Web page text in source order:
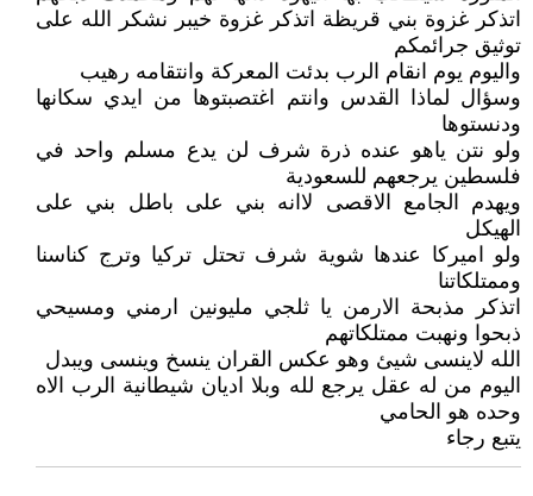
اتذكر غزوة بني قريظة اتذكر غزوة خيبر نشكر الله على
توثيق جرائمكم
واليوم يوم انقام الرب بدئت المعركة وانتقامه رهيب
وسؤال لماذا القدس وانتم اغتصبتوها من ايدي سكانها
ودنستوها
ولو نتن ياهو عنده ذرة شرف لن يدع مسلم واحد في
فلسطين يرجعهم للسعودية
ويهدم الجامع الاقصى لاانه بني على باطل بني على
الهيكل
ولو اميركا عندها شوية شرف تحتل تركيا وترج كناسنا
وممتلكاتنا
اتذكر مذبحة الارمن يا ثلجي مليونين ارمني ومسيحي
ذبحوا ونهبت ممتلكاتهم
الله لاينسى شيئ وهو عكس القران ينسخ وينسى ويبدل
اليوم من له عقل يرجع لله وبلا اديان شيطانية الرب الاه
وحده هو الحامي
يتبع رجاء